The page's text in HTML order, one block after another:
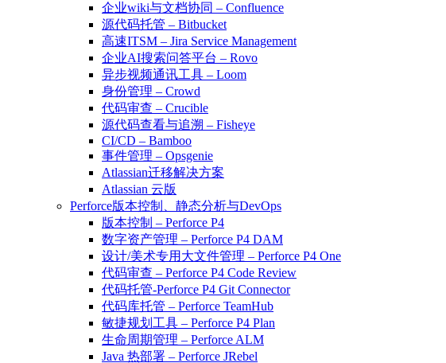
企业wiki与文档协同 – Confluence
源代码托管 – Bitbucket
高速ITSM – Jira Service Management
企业AI搜索问答平台 – Rovo
异步视频通讯工具 – Loom
身份管理 – Crowd
代码审查 – Crucible
源代码查看与追溯 – Fisheye
CI/CD – Bamboo
事件管理 – Opsgenie
Atlassian迁移解决方案
Atlassian 云版
Perforce版本控制、静态分析与DevOps
版本控制 – Perforce P4
数字资产管理 – Perforce P4 DAM
设计/美术专用大文件管理 – Perforce P4 One
代码审查 – Perforce P4 Code Review
代码托管-Perforce P4 Git Connector
代码库托管 – Perforce TeamHub
敏捷规划工具 – Perforce P4 Plan
生命周期管理 – Perforce ALM
Java 热部署 – Perforce JRebel